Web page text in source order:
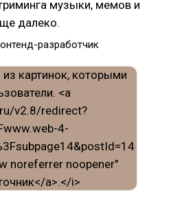
музыки, мемов и
далеко.
разработчик